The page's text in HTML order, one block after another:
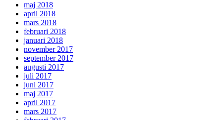
maj 2018
april 2018
mars 2018
februari 2018
januari 2018
november 2017
september 2017
augusti 2017
juli 2017
juni 2017
maj 2017
april 2017
mars 2017